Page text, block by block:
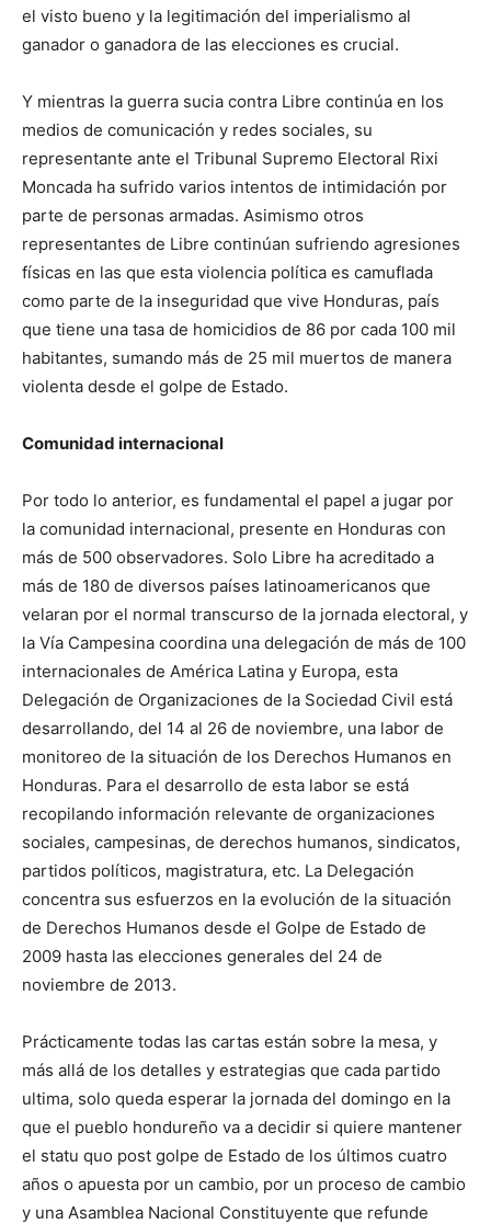
el visto bueno y la legitimación del imperialismo al
ganador o ganadora de las elecciones es crucial.
Y mientras la guerra sucia contra Libre continúa en los
medios de comunicación y redes sociales, su
representante ante el Tribunal Supremo Electoral Rixi
Moncada ha sufrido varios intentos de intimidación por
parte de personas armadas. Asimismo otros
representantes de Libre continúan sufriendo agresiones
físicas en las que esta violencia política es camuflada
como parte de la inseguridad que vive Honduras, país
que tiene una tasa de homicidios de 86 por cada 100 mil
habitantes, sumando más de 25 mil muertos de manera
violenta desde el golpe de Estado.
Comunidad internacional
Por todo lo anterior, es fundamental el papel a jugar por
la comunidad internacional, presente en Honduras con
más de 500 observadores. Solo Libre ha acreditado a
más de 180 de diversos países latinoamericanos que
velaran por el normal transcurso de la jornada electoral, y
la Vía Campesina coordina una delegación de más de 100
internacionales de América Latina y Europa, esta
Delegación de Organizaciones de la Sociedad Civil está
desarrollando, del 14 al 26 de noviembre, una labor de
monitoreo de la situación de los Derechos Humanos en
Honduras. Para el desarrollo de esta labor se está
recopilando información relevante de organizaciones
sociales, campesinas, de derechos humanos, sindicatos,
partidos políticos, magistratura, etc. La Delegación
concentra sus esfuerzos en la evolución de la situación
de Derechos Humanos desde el Golpe de Estado de
2009 hasta las elecciones generales del 24 de
noviembre de 2013.
Prácticamente todas las cartas están sobre la mesa, y
más allá de los detalles y estrategias que cada partido
ultima, solo queda esperar la jornada del domingo en la
que el pueblo hondureño va a decidir si quiere mantener
el statu quo post golpe de Estado de los últimos cuatro
años o apuesta por un cambio, por un proceso de cambio
y una Asamblea Nacional Constituyente que refunde